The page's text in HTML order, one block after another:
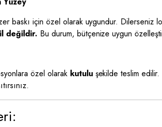
baskı için özel olarak uygundur.
değildir. Bu durum, bütçenize uygun
özel olarak kutuluşekilde teslim edilir.